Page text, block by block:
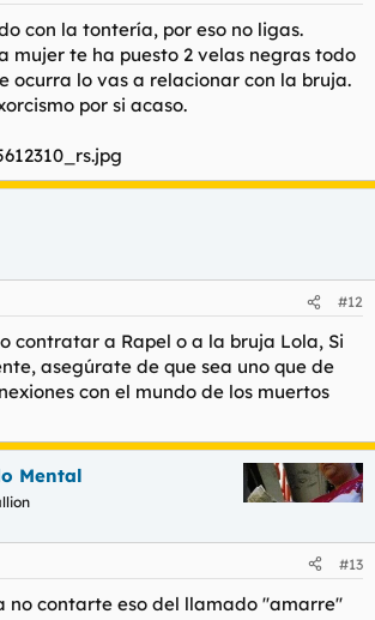
con la tontería, por eso no ligas.
mujer te ha puesto 2 velas negras todo
ocurra lo vas a relacionar con la bruja.
por si acaso.
#12
contratar a Rapel o a la bruja Lola, Si
asegúrate de que sea uno que de
con el mundo de los muertos
Mental
#13
no contarte eso del llamado ''amarre''